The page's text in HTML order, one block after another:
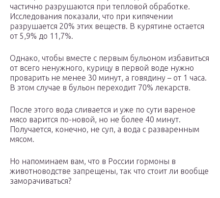
частично разрушаются при тепловой обработке.
Исследования показали, что при кипячении
разрушается 20% этих веществ. В курятине остается
от 5,9% до 11,7%.
Однако, чтобы вместе с первым бульоном избавиться
от всего ненужного, курицу в первой воде нужно
проварить не менее 30 минут, а говядину – от 1 часа.
В этом случае в бульон переходит 70% лекарств.
После этого вода сливается и уже по сути вареное
мясо варится по-новой, но не более 40 минут.
Получается, конечно, не суп, а вода с разваренным
мясом.
Но напоминаем вам, что в России гормоны в
животноводстве запрещены, так что стоит ли вообще
заморачиваться?